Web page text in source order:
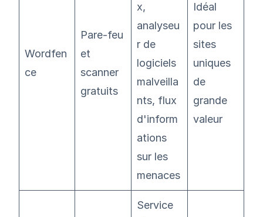
Wordfen
ce
Pare-feu
et
scanner
gratuits
x,
analyseu
r de
logiciels
malveilla
nts, flux
d'inform
ations
sur les
menaces
Idéal
pour les
sites
uniques
de
grande
valeur
Service